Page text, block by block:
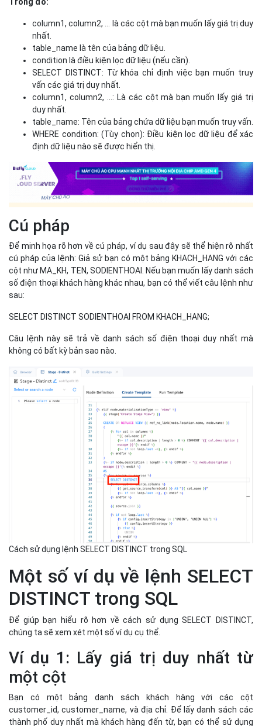
Cú pháp
Để minh họa rõ hơn về cú pháp, ví dụ sau đây sẽ thể hiện rõ nhất
cú pháp của lệnh: Giả sử bạn có một bảng KHACH_HANG với các
cột như MA_KH, TEN, SODIENTHOAI. Nếu bạn muốn lấy danh sách
số điện thoại khách hàng khác nhau, bạn có thể viết câu lệnh như
SELECT DISTINCT SODIENTHOAI FROM KHACH_HANG;
Cách sử dụng lệnh SELECT DISTINCT trong SQL
Một số ví dụ về lệnh SELECT
DISTINCT trong SQL
Để giúp bạn hiểu rõ hơn về cách sử dụng SELECT DISTINCT,
chúng ta sẽ xem xét một số ví dụ cụ thể.
Ví dụ 1: Lấy giá trị duy nhất từ
một cột
customer_id, customer_name, và địa chỉ. Để lấy danh sách các
thành phố duy nhất mà khách hàng đến từ, bạn có thể sử dụng
câu lệnh sau:
SELECT DISTINCT city
Ví dụ 2: Lấy giá trị duy nhất từ
nhiều cột
Nếu bạn muốn lấy danh sách các cặp giá trị duy nhất từ hai cột,
chẳng hạn như city và customer_name, bạn có thể làm như sau: